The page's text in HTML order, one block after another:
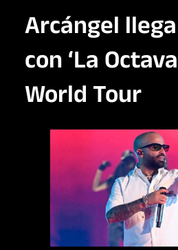
Arcángel
con ‘La
World Tour